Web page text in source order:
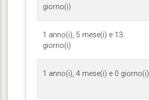
giorno(i)
1 anno(i), 5 mese(i) e 13
giorno(i)
1 anno(i), 4 mese(i) e 0 giorno(i)